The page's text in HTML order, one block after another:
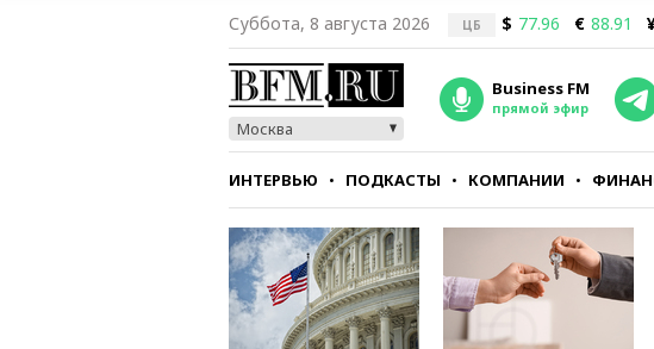
Суббота, 8 августа 2026 ЦБ $ 77.96 € 88.91 ¥
Москва
Business FM
прямой эфир
ИНТЕРВЬЮ ПОДКАСТЫ КОМПАНИИ
СТИЛЬ ТЕСТЫ